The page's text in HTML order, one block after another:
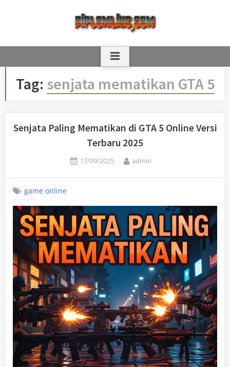
Tag: senjata mematikan GTA 5
Senjata Paling Mematikan di GTA 5 Online Versi
Terbaru 2025
Posted
17/09/2025 By
admin
game online